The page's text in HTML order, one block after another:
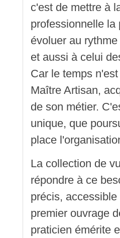
c'est de mettre à
professionnelle la
évoluer au
et aussi à celui
Car le temps
Maître Artisan,
de son métier.
unique, que
place
La collection de
répondre à ce
précis,
premier ouvrage
praticien émérite